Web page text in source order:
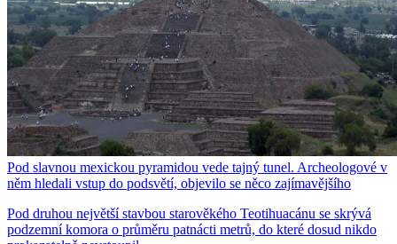
Pod slavnou mexickou pyramidou vede tajný tunel. Archeologové v
něm hledali vstup do podsvětí, objevilo se něco zajímavějšího
Pod druhou největší stavbou starověkého Teotihuacánu se skrývá
podzemní komora o průměru patnácti metrů, do které dosud nikdo